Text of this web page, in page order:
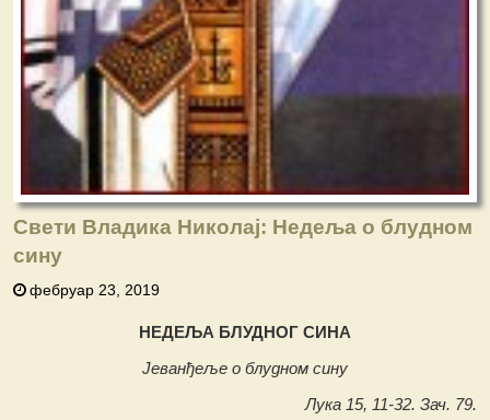
Свети Владика Николај: Недеља o блудном
сину
фебруар 23, 2019
НЕДЕЉА БЛУДНОГ СИНА
Јеванђеље о блудном сину
Лука 15, 11-32. Зач. 79.